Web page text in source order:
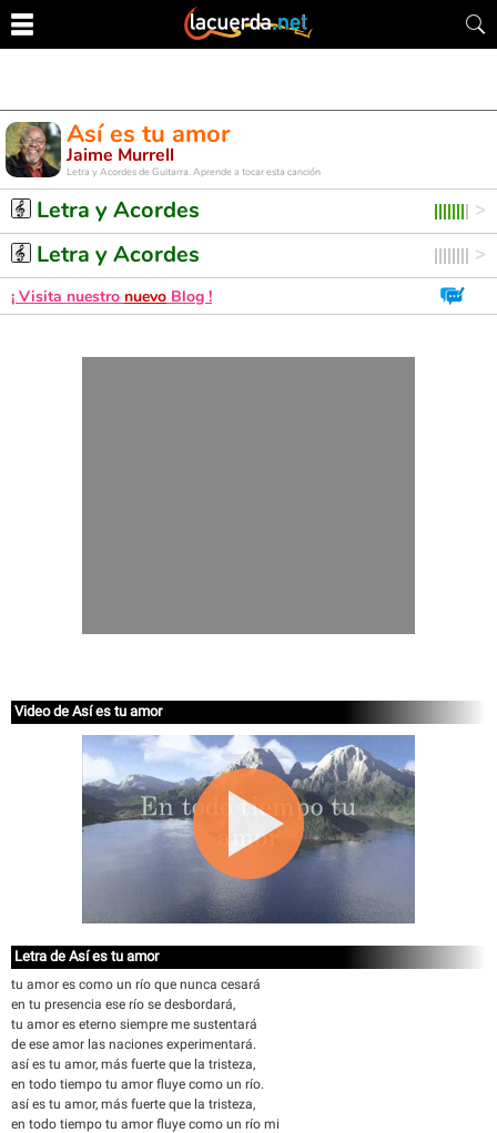
Así es tu amor
Jaime Murrell
Letra y Acordes de Guitarra. Aprende a tocar esta canción
Letra y Acordes
Letra y Acordes
¡ Visita nuestro nuevo Blog !
Video de Así es tu amor
Letra de Así es tu amor
tu amor es como un río que nunca cesará
en tu presencia ese río se desbordará,
tu amor es eterno siempre me sustentará
de ese amor las naciones experimentará.
así es tu amor, más fuerte que la tristeza,
en todo tiempo tu amor fluye como un río.
así es tu amor, más fuerte que la tristeza,
en todo tiempo tu amor fluye como un río mi